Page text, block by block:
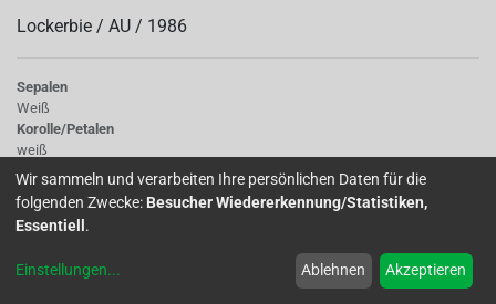
Lockerbie / AU / 1986
Sepalen
Weiß
Korolle/Petalen
weiß
Knospe/Blüte
gefüllt, gross
Laub
Blatt mittelgroß, hellgrün
Hänger
Wir sammeln und verarbeiten Ihre persönlichen Daten für die
folgenden Zwecke: Besucher Wiedererkennung/Statistiken,
Essentiell .
Einstellungen... Ablehnen Akzeptieren